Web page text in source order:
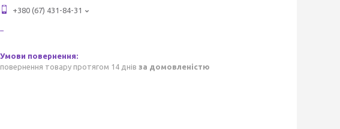
+380 (67) 431-84-31
повернення товару протягом 14 днів за домовленістю